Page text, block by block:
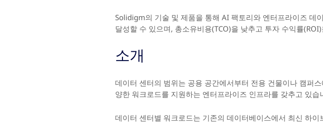
Solidigm의 기술 및 제품을 통해 AI 팩토리와 엔터프라이즈 데
달성할 수 있으며, 총소유비용(TCO)을 낮추고 투자 수익률
소개
데이터 센터의 범위는 공용 공간에서부터 전용 건물이나 캠퍼
양한 워크로드를 지원하는 엔터프라이즈 인프라를 갖추고 있습
데이터 센터별 워크로드는 기존의 데이터베이스에서 최신 하